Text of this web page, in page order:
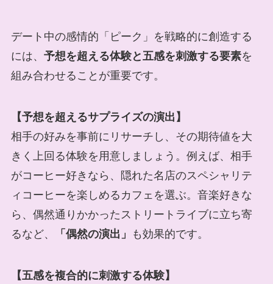
デート中の感情的「ピーク」を戦略的に創造する
には、 予想を超える体験と五感を刺激する要素を
組み合わせることが重要です。
【予想を超えるサプライズの演出】
相手の好みを事前にリサーチし、その期待値を大
きく上回る体験を用意しましょう。例えば、相手
がコーヒー好きなら、隠れた名店のスペシャリテ
ィコーヒーを楽しめるカフェを選ぶ。音楽好きな
ら、偶然通りかかったストリートライブに立ち寄
るなど、
「偶然の演出」 も効果的です。
【五感を複合的に刺激する体験】